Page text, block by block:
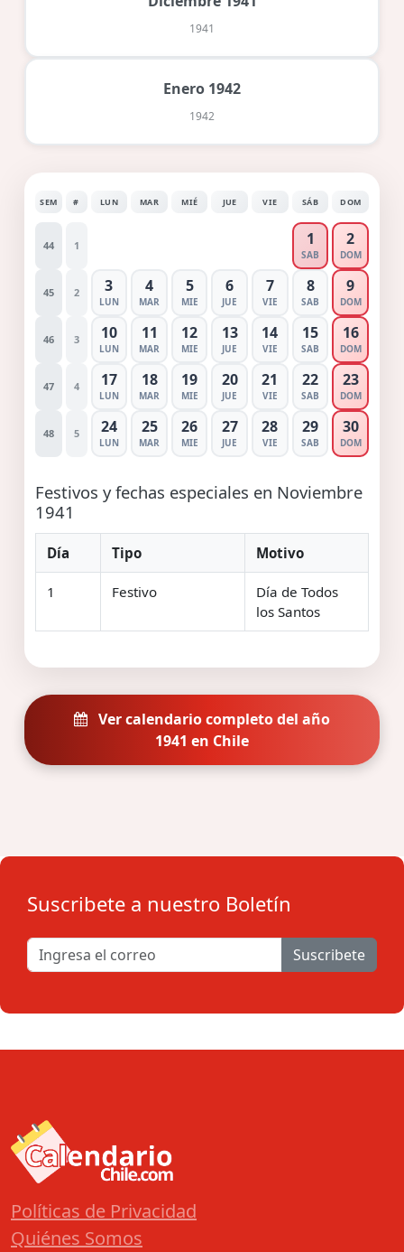
1941
Enero 1942
1942
SEM # LUN MAR MIÉ JUE VIE SÁB DOM
44 1 1
SAB
2
DOM
45 2 3
LUN
4
MAR
5
MIE
6
JUE
7
VIE
8
SAB
9
DOM
46 3 10
LUN
11
MAR
12
MIE
13
JUE
14
VIE
15
SAB
16
DOM
47 4 17
LUN
18
MAR
19
MIE
20
JUE
21
VIE
22
SAB
23
DOM
48 5 24
LUN
25
MAR
26
MIE
27
JUE
28
VIE
29
SAB
30
DOM
Festivos y fechas especiales en Noviembre
1941
Día Tipo Motivo
1 Festivo
Día de Todos
los Santos
Ver calendario completo del año
1941 en Chile
Suscribete a nuestro Boletín
Suscribete
Políticas de Privacidad
Quiénes Somos